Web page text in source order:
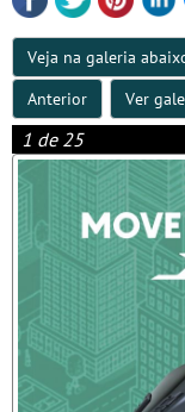
Veja na galeria
Anterior
Ver
1 de 25